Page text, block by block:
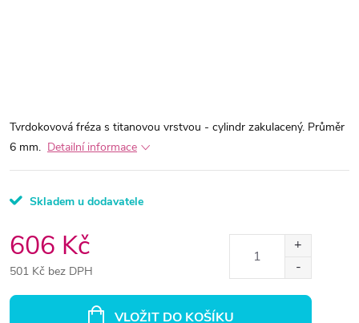
Tvrdokovová fréza s titanovou vrstvou - cylindr zakulacený. Průměr
6 mm. Detailní informace
Skladem u dodavatele
606 Kč
501 Kč bez DPH
VLOŽIT DO KOŠÍKU